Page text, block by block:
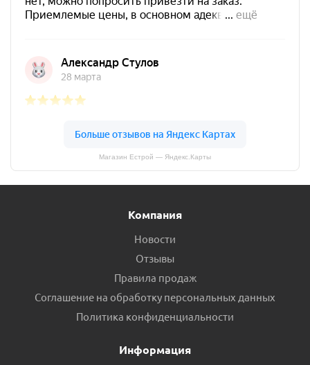
Магазин Естрой — Яндекс.Карты
Компания
Новости
Отзывы
Правила продаж
Соглашение на обработку персональных данных
Политика конфиденциальности
Информация